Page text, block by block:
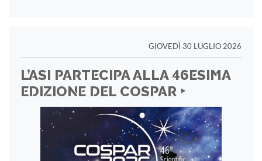
GIOVEDÌ 30 LUGLIO 2026
L’ASI PARTECIPA ALLA 46ESIMA
EDIZIONE DEL COSPAR ‣